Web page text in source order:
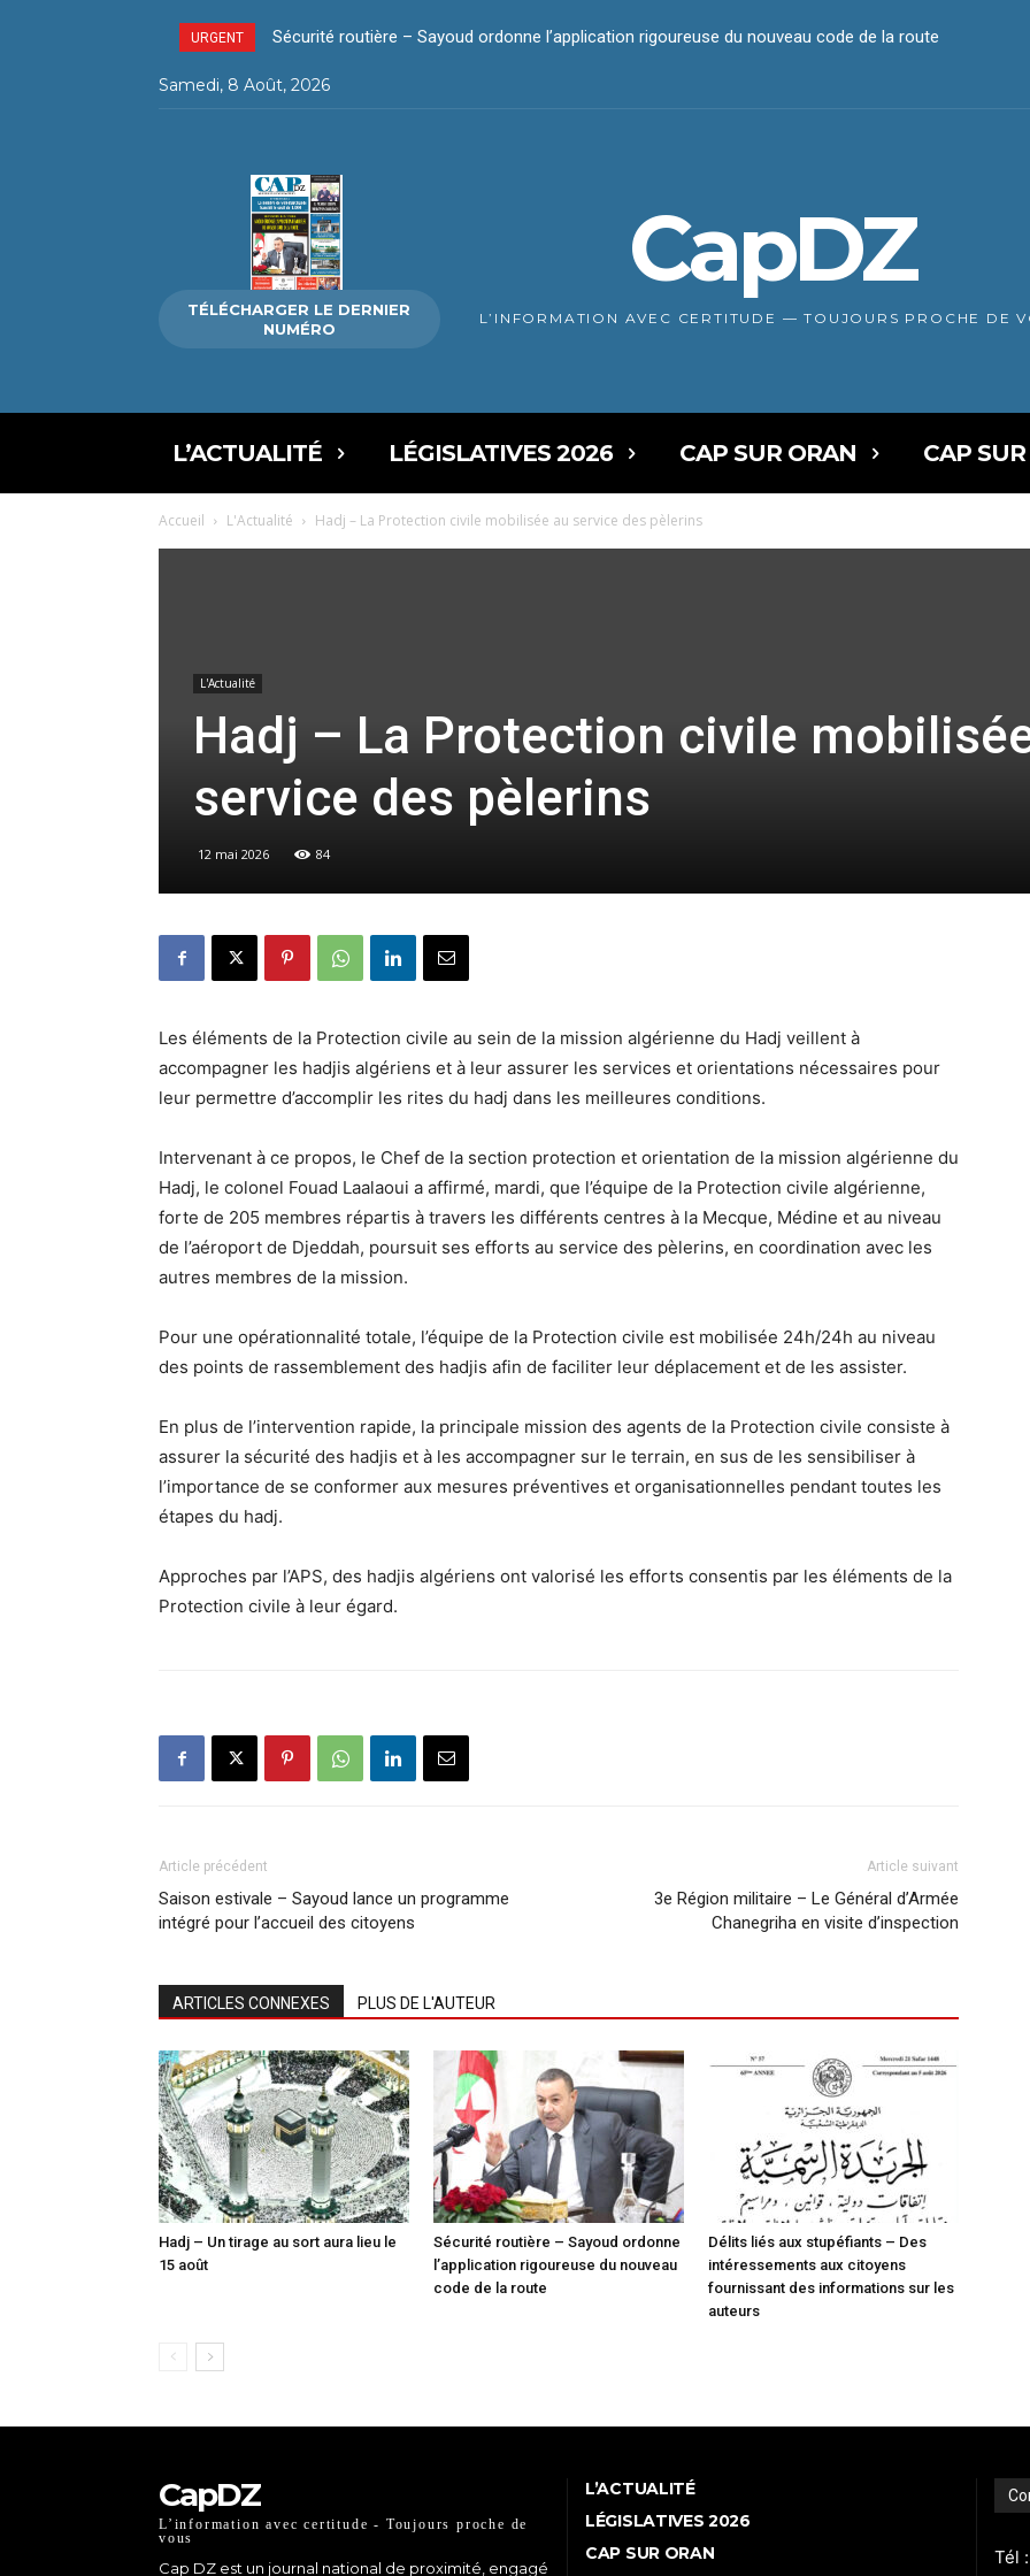
URGENT Sécurité routière – Sayoud ordonne l’application rigoureuse du nouveau code de la route
Samedi, 8 Août, 2026
TÉLÉCHARGER LE DERNIER
NUMÉRO
CapDZ
L’INFORMATION AVEC CERTITUDE — TOUJOURS PROCHE DE
L’ACTUALITÉ LÉGISLATIVES 2026 CAP SUR ORAN CAP
Accueil L'Actualité Hadj – La Protection civile mobilisée au service des pèlerins
L'Actualité
Hadj – La Protection civile
service des pèlerins
12 mai 2026 84
Les éléments de la Protection civile au sein de la mission algérienne du Hadj veillent à
accompagner les hadjis algériens et à leur assurer les services et orientations nécessaires pour
leur permettre d’accomplir les rites du hadj dans les meilleures conditions.
Intervenant à ce propos, le Chef de la section protection et orientation de la mission algérienne du
Hadj, le colonel Fouad Laalaoui a affirmé, mardi, que l’équipe de la Protection civile algérienne,
forte de 205 membres répartis à travers les différents centres à la Mecque, Médine et au niveau
de l’aéroport de Djeddah, poursuit ses efforts au service des pèlerins, en coordination avec les
autres membres de la mission.
Pour une opérationnalité totale, l’équipe de la Protection civile est mobilisée 24h/24h au niveau
des points de rassemblement des hadjis afin de faciliter leur déplacement et de les assister.
En plus de l’intervention rapide, la principale mission des agents de la Protection civile consiste à
assurer la sécurité des hadjis et à les accompagner sur le terrain, en sus de les sensibiliser à
l’importance de se conformer aux mesures préventives et organisationnelles pendant toutes les
étapes du hadj.
Approches par l’APS, des hadjis algériens ont valorisé les efforts consentis par les éléments de la
Protection civile à leur égard.
Article précédent
Saison estivale – Sayoud lance un programme
intégré pour l’accueil des citoyens
Article suivant
3e Région militaire – Le Général d’Armée
Chanegriha en visite d’inspection
ARTICLES CONNEXES PLUS DE L'AUTEUR
Hadj – Un tirage au sort aura lieu le
15 août
Sécurité routière – Sayoud ordonne
l’application rigoureuse du nouveau
code de la route
Délits liés aux stupéfiants – Des
intéressements aux citoyens
fournissant des informations sur les
auteurs
CapDZ
L’information avec certitude - Toujours proche de
vous
Cap DZ est un journal national de proximité, engagé
L’ACTUALITÉ
LÉGISLATIVES 2026
CAP SUR ORAN
Tél